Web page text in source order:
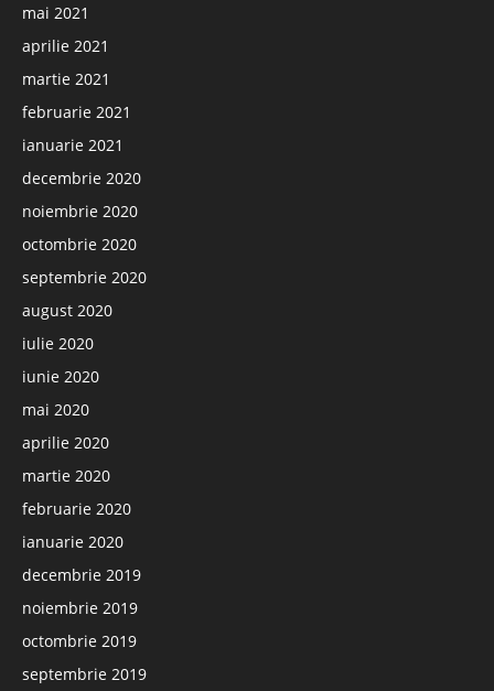
mai 2021
aprilie 2021
martie 2021
februarie 2021
ianuarie 2021
decembrie 2020
noiembrie 2020
octombrie 2020
septembrie 2020
august 2020
iulie 2020
iunie 2020
mai 2020
aprilie 2020
martie 2020
februarie 2020
ianuarie 2020
decembrie 2019
noiembrie 2019
octombrie 2019
septembrie 2019